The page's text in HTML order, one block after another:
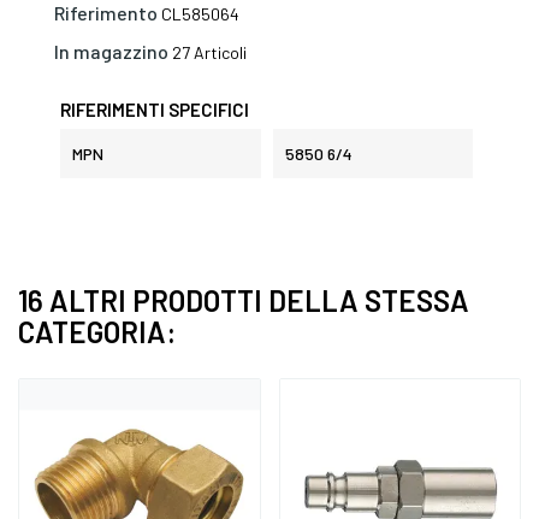
Riferimento CL585064
In magazzino 27 Articoli
RIFERIMENTI SPECIFICI
MPN 5850 6/4
16 ALTRI PRODOTTI DELLA STESSA
CATEGORIA: